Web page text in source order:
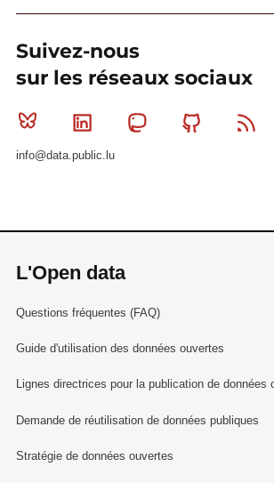
Suivez-nous
sur les réseaux sociaux
Bluesky Linkedin MastodonGithub
info@data.public.lu
L'Open data
Questions fréquentes (FAQ)
Guide d'utilisation des données ouvertes
Lignes directrices pour la publication de données
Demande de réutilisation de données publiques
Stratégie de données ouvertes